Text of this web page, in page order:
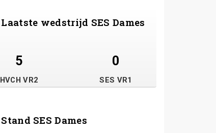
Laatste wedstrijd SES Dames
5 0
HVCH VR2 SES VR1
Stand SES Dames